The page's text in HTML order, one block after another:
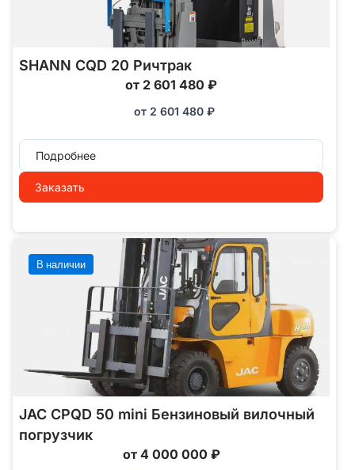
SHANN CQD 20 Ричтрак
от 2 601 480 ₽
от 2 601 480 ₽
Подробнее
Заказать
В наличии
JAC CPQD 50 mini Бензиновый вилочный
погрузчик
от 4 000 000 ₽